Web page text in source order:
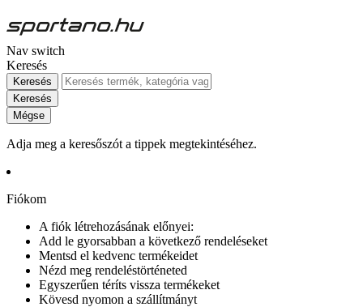
Nav switch
Keresés
Keresés
Keresés
Mégse
Adja meg a keresőszót a tippek megtekintéséhez.
Fiókom
A fiók létrehozásának előnyei:
Add le gyorsabban a következő rendeléseket
Mentsd el kedvenc termékeidet
Nézd meg rendeléstörténeted
Egyszerűen téríts vissza termékeket
Kövesd nyomon a szállítmányt